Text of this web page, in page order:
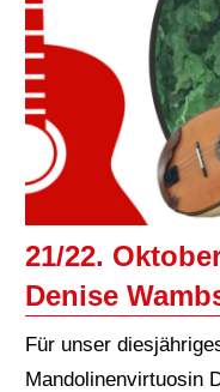
21/22.
Denise
Für unser
Mandolinenvirtuosin